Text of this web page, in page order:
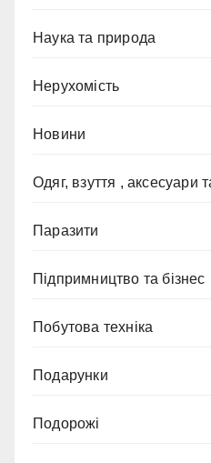
Наука та природа
Нерухомість
Новини
Одяг, взуття , аксесуари
Паразити
Підпримництво та бізнес
Побутова техніка
Подарунки
Подорожі